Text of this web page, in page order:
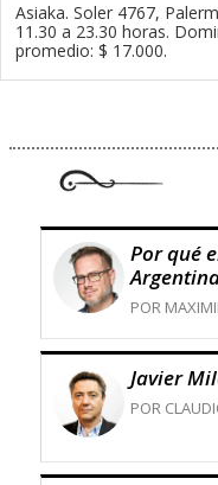
Asiaka. Soler 4767,
11.30 a 23.30 horas.
promedio: $ 17.000.
Por qué
POR
Javier
POR